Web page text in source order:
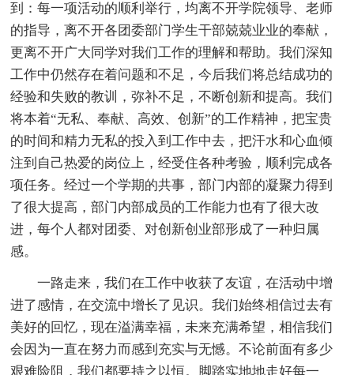
到：每一项活动的顺利举行，均离不开学院领导、老师
的指导，离不开各团委部门学生干部兢兢业业的奉献，
更离不开广大同学对我们工作的理解和帮助。我们深知
工作中仍然存在着问题和不足，今后我们将总结成功的
经验和失败的教训，弥补不足，不断创新和提高。我们
将本着“无私、奉献、高效、创新”的工作精神，把宝贵
的时间和精力无私的投入到工作中去，把汗水和心血倾
注到自己热爱的岗位上，经受住各种考验，顺利完成各
项任务。经过一个学期的共事，部门内部的凝聚力得到
了很大提高，部门内部成员的工作能力也有了很大改
进，每个人都对团委、对创新创业部形成了一种归属
感。
一路走来，我们在工作中收获了友谊，在活动中增
进了感情，在交流中增长了见识。我们始终相信过去有
美好的回忆，现在溢满幸福，未来充满希望，相信我们
会因为一直在努力而感到充实与无憾。不论前面有多少
艰难险阻，我们都要持之以恒。脚踏实地地走好每一